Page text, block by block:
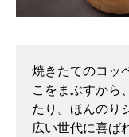
焼きたてのコッ
こをまぶすから
たり。ほんのり
広い世代に喜ば